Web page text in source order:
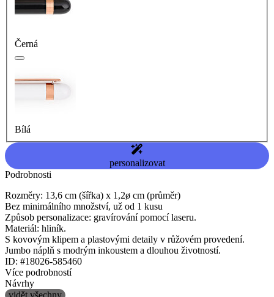
Černá
Bílá
personalizovat
Podrobnosti
Rozměry: 13,6 cm (šířka) x 1,2ø cm (průměr)
Bez minimálního množství, už od 1 kusu
Způsob personalizace: gravírování pomocí laseru.
Materiál: hliník.
S kovovým klipem a plastovými detaily v růžovém provedení.
Jumbo náplň s modrým inkoustem a dlouhou životností.
ID: #18026-585460
Více podrobností
Návrhy